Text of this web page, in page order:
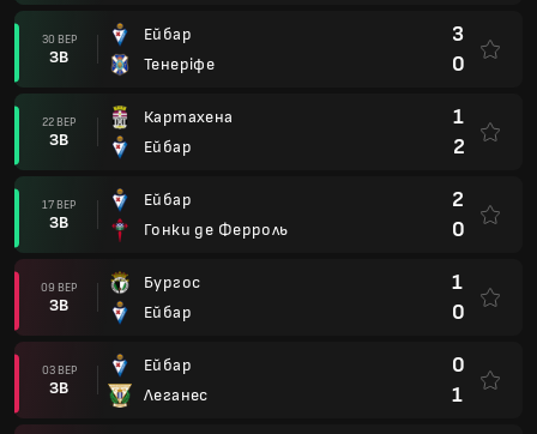
30 ВЕР
ЗВ
Ейбар
Тенеріфе
3
0
22 ВЕР
ЗВ
Картахена
Ейбар
1
2
17 ВЕР
ЗВ
Ейбар
Гонки де Ферроль
2
0
09 ВЕР
ЗВ
Бургос
Ейбар
1
0
03 ВЕР
ЗВ
Ейбар
Леганес
0
1